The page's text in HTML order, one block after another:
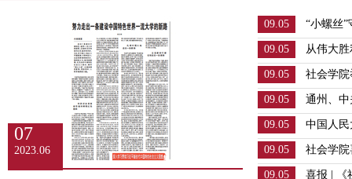
07
2023.06
09.05
“小螺丝
障纪念大
09.05
从伟大
院党委
式
09.05
社会学院
见面会
09.05
通州、中
报到！
09.05
中国人
研内蒙
09.05 社会学院
09.05
喜报 | 《